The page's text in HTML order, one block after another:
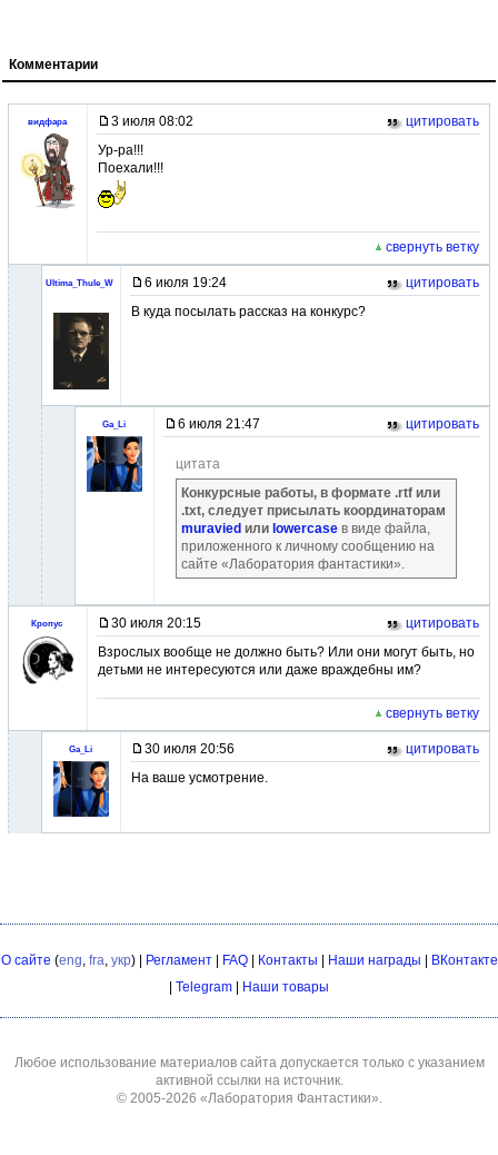
Комментарии
видфара 3 июля 08:02
цитировать
Ур-ра!!!
Поехали!!!
свернуть ветку
Ultima_Thule_W 6 июля 19:24
цитировать
В куда посылать рассказ на конкурс?
Ga_Li 6 июля 21:47 цитировать
цитата
Конкурсные работы, в формате .rtf или
.txt, следует присылать координаторам
muravied или lowercase в виде файла,
приложенного к личному сообщению на
сайте «Лаборатория фантастики».
Кропус 30 июля 20:15
цитировать
Взрослых вообще не должно быть? Или они могут быть, но
детьми не интересуются или даже враждебны им?
свернуть ветку
Ga_Li 30 июля 20:56
цитировать
На ваше усмотрение.
О сайте (eng, fra, укр) | Регламент| FAQ| Контакты Наши награды
ВКонтакте
Telegram Наши товары
Любое использование материалов сайта допускается только с указанием
активной ссылки на источник.
© 2005-2026 «Лаборатория Фантастики».